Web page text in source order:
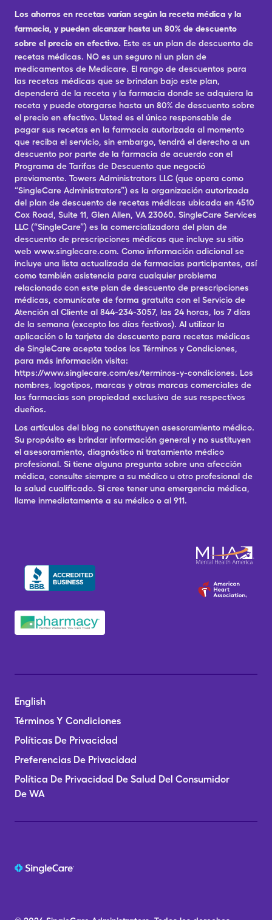
Los ahorros en recetas varían según la receta médica y la
farmacia, y pueden alcanzar hasta un 80% de descuento
sobre el precio en efectivo. Este es un plan de descuento de
recetas médicas. NO es un seguro ni un plan de
medicamentos de Medicare. El rango de descuentos para
las recetas médicas que se brindan bajo este plan,
dependerá de la receta y la farmacia donde se adquiera la
receta y puede otorgarse hasta un 80% de descuento sobre
el precio en efectivo. Usted es el único responsable de
pagar sus recetas en la farmacia autorizada al momento
que reciba el servicio, sin embargo, tendrá el derecho a un
descuento por parte de la farmacia de acuerdo con el
Programa de Tarifas de Descuento que negoció
previamente. Towers Administrators LLC (que opera como
“SingleCare Administrators”) es la organización autorizada
del plan de descuento de recetas médicas ubicada en 4510
Cox Road, Suite 11, Glen Allen, VA 23060. SingleCare Services
LLC (“SingleCare”) es la comercializadora del plan de
descuento de prescripciones médicas que incluye su sitio
web www.singlecare.com. Como información adicional se
incluye una lista actualizada de farmacias participantes, así
como también asistencia para cualquier problema
relacionado con este plan de descuento de prescripciones
médicas, comunícate de forma gratuita con el Servicio de
Atención al Cliente al 844-234-3057, las 24 horas, los 7 días
de la semana (excepto los días festivos). Al utilizar la
aplicación o la tarjeta de descuento para recetas médicas
de SingleCare acepta todos los Términos y Condiciones,
para más información visita:
https://www.singlecare.com/es/terminos-y-condiciones. Los
nombres, logotipos, marcas y otras marcas comerciales de
las farmacias son propiedad exclusiva de sus respectivos
dueños.
Los artículos del blog no constituyen asesoramiento médico.
Su propósito es brindar información general y no sustituyen
el asesoramiento, diagnóstico ni tratamiento médico
profesional. Si tiene alguna pregunta sobre una afección
médica, consulte siempre a su médico u otro profesional de
la salud cualificado. Si cree tener una emergencia médica,
llame inmediatamente a su médico o al 911.
English
Términos Y Condiciones
Políticas De Privacidad
Preferencias De Privacidad
Política De Privacidad De Salud Del Consumidor
De WA